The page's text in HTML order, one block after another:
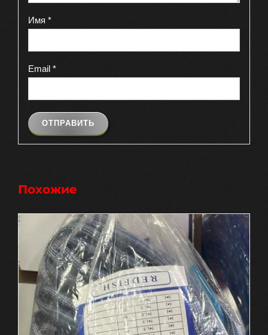
Имя *
Email *
Похожие